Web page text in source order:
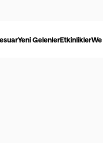
Yeni GelenlerEtkinlikler